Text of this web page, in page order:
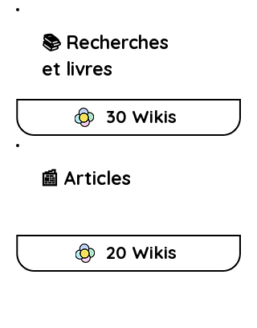
📚 Recherches
et livres
30 Wikis
📰 Articles
20 Wikis